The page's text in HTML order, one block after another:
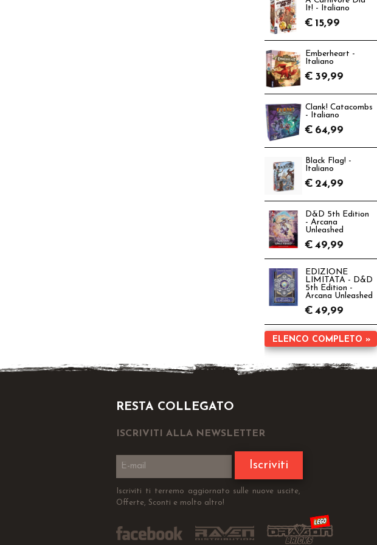
It! - Italiano
€ 15,99
Emberheart -
Italiano
€ 39,99
Clank! Catacombs
- Italiano
€ 64,99
Black Flag! -
Italiano
€ 24,99
D&D 5th Edition
- Arcana
Unleashed
€ 49,99
EDIZIONE
LIMITATA - D&D
5th Edition -
Arcana Unleashed
€ 49,99
ELENCO COMPLETO »
RESTA COLLEGATO
ISCRIVITI ALLA NEWSLETTER
Iscriviti
Iscriviti ti terremo aggiornato sulle nuove uscite,
Offerte, Sconti e molto altro!